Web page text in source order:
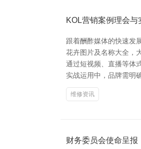
KOL营销案例理会与
跟着酬酢媒体的快速发
花卉图片及名称大全，
通过短视频、直播等体
实战运用中，品牌需明
维修资讯
财务委员会使命呈报